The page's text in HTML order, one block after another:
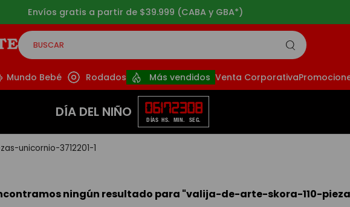
Envíos gratis a partir de $39.999 (CABA y GBA*)
BUSCAR
Mundo Bebé Rodados Más vendidos Venta Corporativa
DÍA DEL NIÑO 06
DÍAS
17
HS.
23
MIN.
08
SEG.
unicornio-3712201-1
ningún resultado para "valija-de-arte-skora-110-